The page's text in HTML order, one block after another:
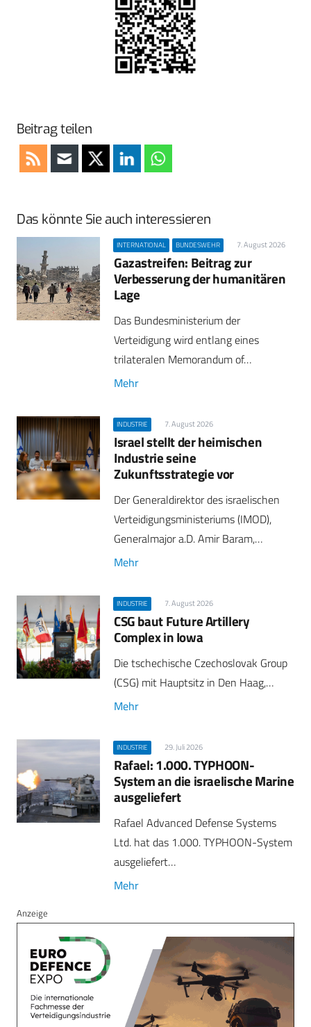
Beitrag teilen
Das könnte Sie auch interessieren
INTERNATIONAL BUNDESWEHR 7. August 2026
Gazastreifen: Beitrag zur
Verbesserung der humanitären
Lage
Das Bundesministerium der
Verteidigung wird entlang eines
trilateralen Memorandum of…
Mehr
INDUSTRIE 7. August 2026
Israel stellt der heimischen
Industrie seine
Zukunftsstrategie vor
Der Generaldirektor des israelischen
Verteidigungsministeriums (IMOD),
Generalmajor a.D. Amir Baram,…
Mehr
INDUSTRIE 7. August 2026
CSG baut Future Artillery
Complex in Iowa
Die tschechische Czechoslovak Group
(CSG) mit Hauptsitz in Den Haag,…
Mehr
INDUSTRIE 29. Juli 2026
Rafael: 1.000. TYPHOON-
System an die israelische Marine
ausgeliefert
Rafael Advanced Defense Systems
Ltd. hat das 1.000. TYPHOON-System
ausgeliefert…
Mehr
Anzeige